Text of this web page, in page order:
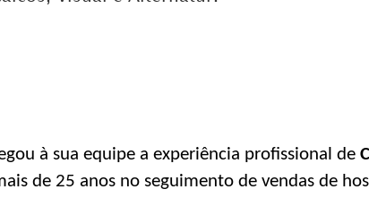
FALE CONOSCO
à sua equipe a experiência profissional de
de 25 anos no seguimento de vendas de